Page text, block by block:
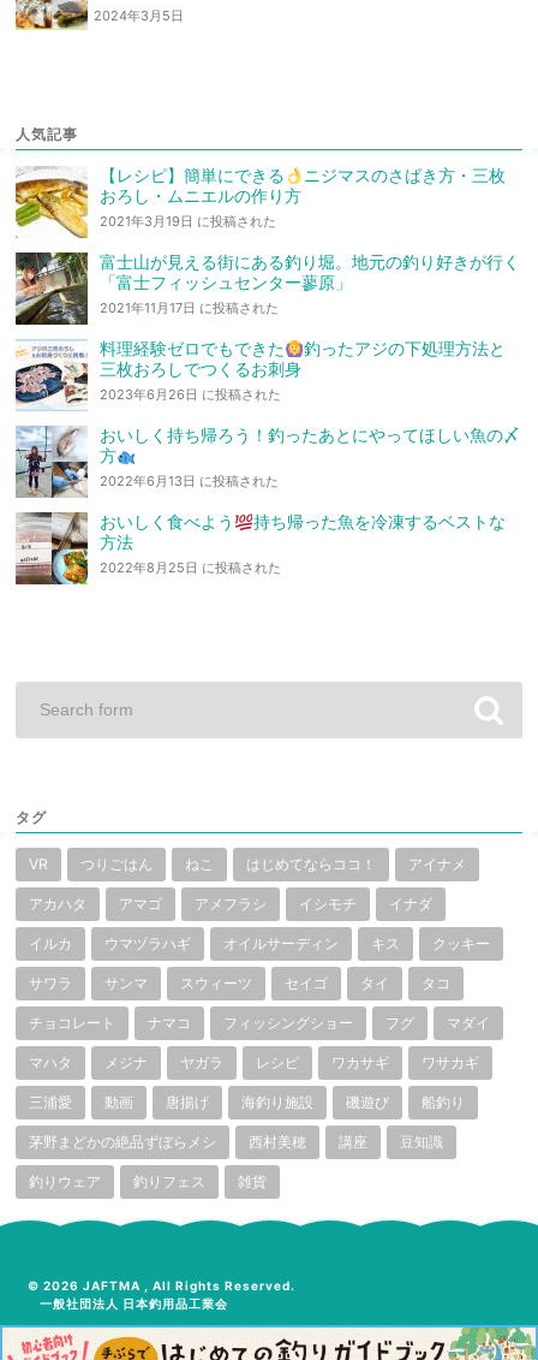
2024年3月5日
人気記事
【レシピ】簡単にできる
ニジマスのさばき方・三枚
おろし・ムニエルの作り方
2021年3月19日 に投稿された
富士山が見える街にある釣り堀。地元の釣り好きが行く
「富士フィッシュセンター蓼原」
2021年11月17日 に投稿された
料理経験ゼロでもできた
釣ったアジの下処理方法と
三枚おろしでつくるお刺身
2023年6月26日 に投稿された
おいしく持ち帰ろう！釣ったあとにやってほしい魚の〆
方
2022年6月13日 に投稿された
おいしく食べよう
持ち帰った魚を冷凍するベストな
方法
2022年8月25日 に投稿された
タグ
VR つりごはん ねこ はじめてならココ！ アイナメ
アカハタ アマゴ アメフラシ イシモチ イナダ
イルカ ウマヅラハギ オイルサーディン キス クッキー
サワラ サンマ スウィーツ セイゴ タイ タコ
チョコレート ナマコ フィッシングショー フグ マダイ
マハタ メジナ ヤガラ レシピ ワカサギ ワサカギ
三浦愛 動画 唐揚げ 海釣り施設 磯遊び 船釣り
茅野まどかの絶品ずぼらメシ 西村美穂 講座 豆知識
釣りウェア 釣りフェス 雑貨
© 2026 JAFTMA , All Rights Reserved.
一般社団法人 日本釣用品工業会